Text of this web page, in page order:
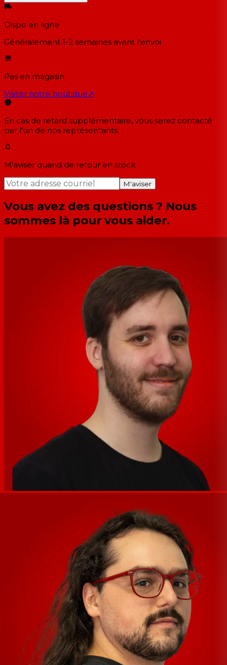
Dispo en ligne
Généralement 1-2 semaines avant l'envoi
Pas en magasin
Visiter notre boutique↗
En cas de retard supplémentaire, vous serez contacté
par l'un de nos représentants.
M'aviser quand de retour en stock
M'aviser
Vous avez des questions ? Nous
sommes là pour vous aider.